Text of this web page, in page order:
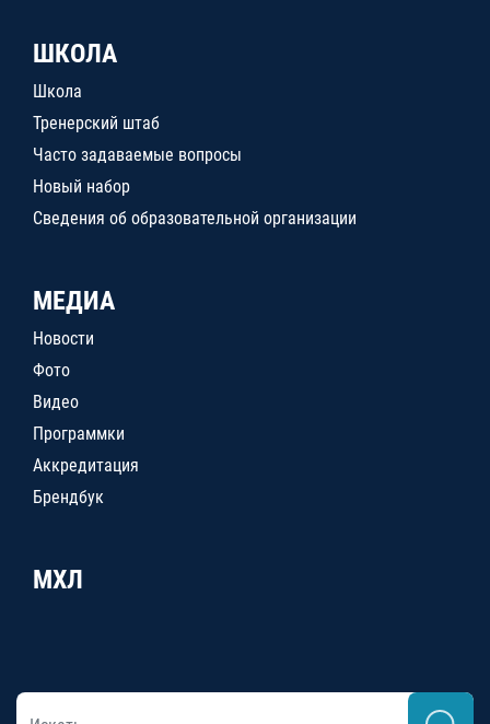
ШКОЛА
Школа
Тренерский штаб
Часто задаваемые вопросы
Новый набор
Сведения об образовательной организации
МЕДИА
Новости
Фото
Видео
Программки
Аккредитация
Брендбук
МХЛ